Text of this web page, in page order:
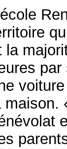
la
maison.